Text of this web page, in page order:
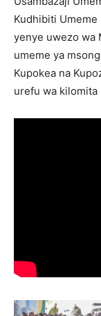
Kudhibiti Umeme
yenye uwezo wa
umeme ya
Kupokea na
urefu wa kilomita